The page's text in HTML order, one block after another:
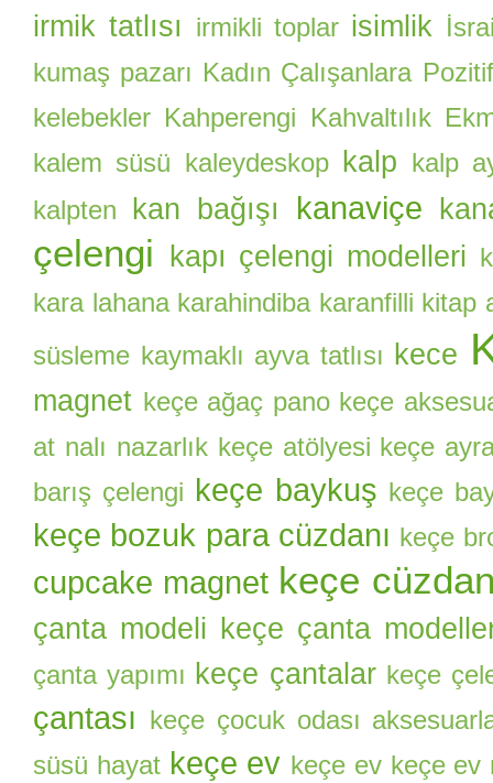
irmik tatlısı irmikli toplar isimlik
kumaş pazarı Kadın Çalışanlara
kelebekler
Kahperengi
Kahvaltılık
kalem süsü
kaleydeskop kalp
kalp
kalpten
kan bağışı kanaviçe
çelengi kapı çelengi modelleri
kara lahana karahindiba karanfilli kitap
süsleme kaymaklı ayva tatlısı kece
magnet keçe ağaç pano keçe
at nalı nazarlık keçe atölyesi keçe
barış çelengi keçe baykuş keçe
keçe bozuk para cüzdanı keçe
cupcake magnet keçe
çanta modeli keçe çanta
çanta yapımı keçe çantalar keçe
çantası
keçe çocuk odası
süsü hayat keçe ev keçe ev keçe ev